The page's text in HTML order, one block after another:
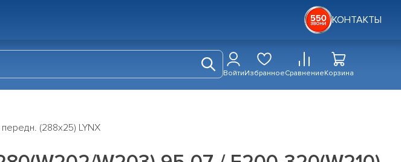
КОНТАКТЫ
ВойтиИзбранноеСравнениеКорзина
(288x25) LYNX